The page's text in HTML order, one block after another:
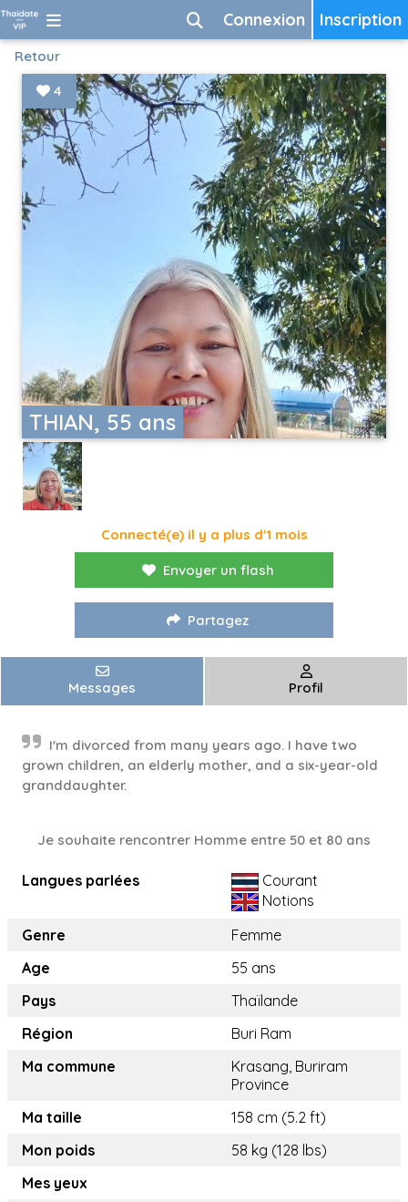
Inscription
Connexion
Retour
THIAN, 55 ans
4
Connecté(e) il y a plus d'1 mois
Envoyer un flash
Partagez
Messages Profil
I'm divorced from many years ago. I have two
grown children, an elderly mother, and a six-year-old
granddaughter.
Je souhaite rencontrer Homme entre 50 et 80 ans
Langues parlées
Courant
Notions
Genre
Femme
Age
55 ans
Pays
Thaïlande
Région
Buri Ram
Ma commune
Krasang, Buriram
Province
Ma taille
158 cm (5.2 ft)
Mon poids
58 kg (128 lbs)
Mes yeux